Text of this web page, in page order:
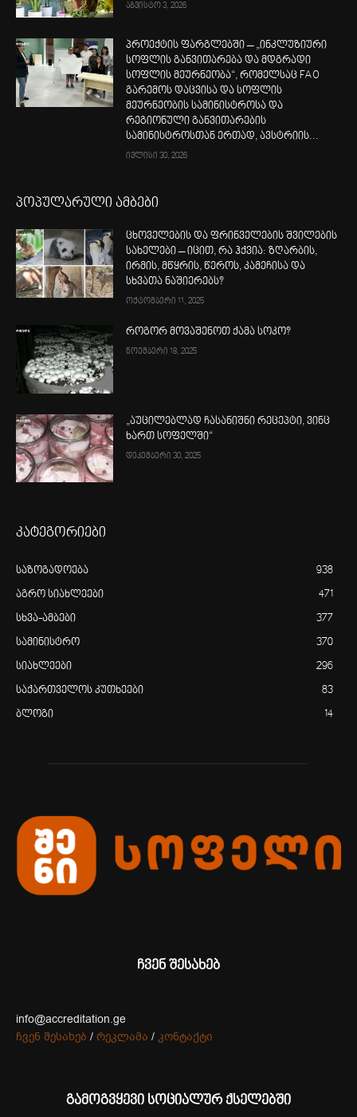
აგვისტო 3, 2026
პროექტის ფარგლებში – „ინკლუზიური
სოფლის განვითარება და მდგრადი
სოფლის მეურნეობა“, რომელსაც FAO
გარემოს დაცვისა და სოფლის
მეურნეობის სამინისტროსა და
რეგიონული განვითარების
სამინისტროსთან ერთად, ავსტრიის...
ივლისი 30, 2026
პოპულარული ამბები
ცხოველების და ფრინველების შვილების
სახელები – იცით, რა ჰქვია: ზღარბის,
ირმის, მწყრის, წეროს, კამეჩისა და
სხვათა ნაშიერებს?
ოქტომბერი 11, 2025
როგორ მოვაშენოთ ქამა სოკო?
ნოემბერი 18, 2025
„აუცილებლად ჩასანიშნი რეცეპტი, ვინც
ხართ სოფელში“
დეკემბერი 30, 2025
კატეგორიები
საზოგადოება 938
აგრო სიახლეები 471
სხვა-ამბები 377
სამინისტრო 370
სიახლეები 296
საქართველოს კუთხეები 83
ბლოგი 14
ჩვენ შესახებ
info@accreditation.ge
ჩვენ შესახებ / რეკლამა / კონტაქტი
გამოგვყევი სოციალურ ქსელებში